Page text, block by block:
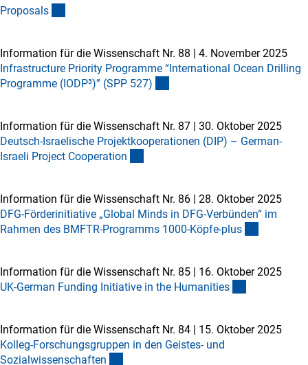
Proposals
Information für die Wissenschaft Nr. 88 | 4. November 2025
Infrastructure Priority Programme “International Ocean Drilling
Programme (IODP³)” (SPP 527)
Information für die Wissenschaft Nr. 87 | 30. Oktober 2025
Deutsch-Israelische Projektkooperationen (DIP) – German-
Israeli Project Cooperation
Information für die Wissenschaft Nr. 86 | 28. Oktober 2025
DFG-Förderinitiative „Global Minds in DFG-Verbünden“ im
Rahmen des BMFTR-Programms 1000-Köpfe-plus
Information für die Wissenschaft Nr. 85 | 16. Oktober 2025
UK-German Funding Initiative in the Humanities
Information für die Wissenschaft Nr. 84 | 15. Oktober 2025
Kolleg-Forschungsgruppen in den Geistes- und
Sozialwissenschaften